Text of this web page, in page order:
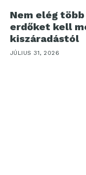
Nem elég
erdőket kell
kiszáradástól
JÚLIUS 31, 2026